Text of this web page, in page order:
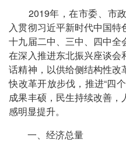
2019年，在市委、市政
入贯彻习近平新时代中国特
十九届二中、三中、四中
在深入推进东北振兴座谈
话精神，以供给侧结构性
快改革开放步伐，推进“四
成果丰硕，民生持续改善
感明显提升。
一、经济总量